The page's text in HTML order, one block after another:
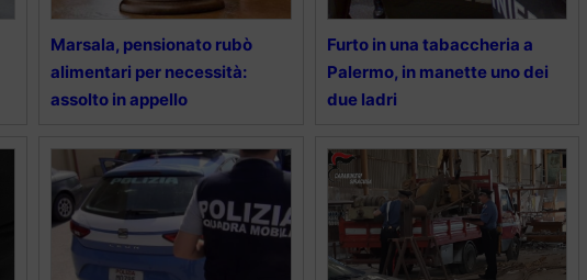
Marsala, pensionato rubò
alimentari per necessità:
assolto in appello
Furto in una tabaccheria a
Palermo, in manette uno dei
due ladri